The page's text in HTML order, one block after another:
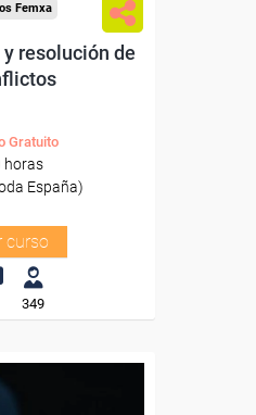
Femxa
resolución de
Gratuito
horas
España)
curso
349